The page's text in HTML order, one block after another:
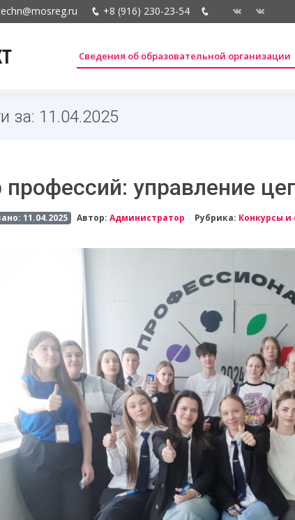
+8 (916) 230-23-54
Сведения об образовательной организации
за: 11.04.2025
управление
11.04.2025 Автор:Администратор Рубрика: Конкурсы